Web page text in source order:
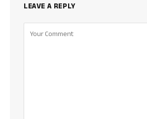
LEAVE A REPLY